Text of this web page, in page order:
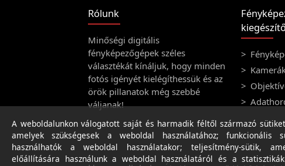
Rólunk
Minőségi digitális
fényképezőgépek széles
választékát kínáljuk, hogy minden
fotós igényét kielégíthessük és az
örök pillanatok még szebbé
váljanak!
A weboldalunkon válogatott saját és harmadik féltől származó
amelyek szükségesek a weboldal használatához; funkcionális
használhatók a weboldal használatakor; teljesítmény-sütik,
előállítására használunk a weboldal használatáról és a